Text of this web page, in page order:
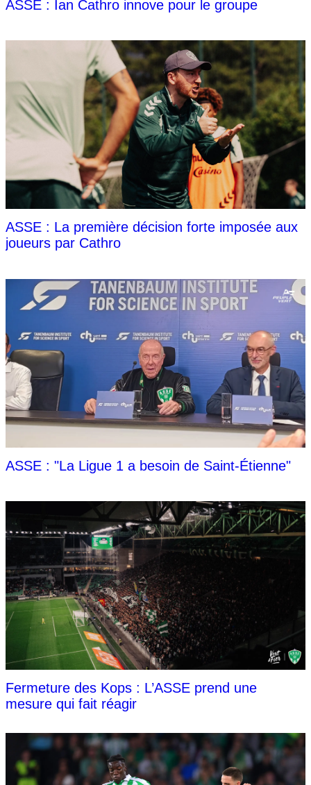
ASSE : Ian Cathro innove pour le groupe
ASSE : La première décision forte imposée aux
joueurs par Cathro
ASSE : "La Ligue 1 a besoin de Saint-Étienne"
Fermeture des Kops : L’ASSE prend une
mesure qui fait réagir